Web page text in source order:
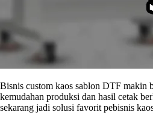
Bisnis custom kaos sablon DTF makin
kemudahan produksi dan hasil cetak
sekarang jadi solusi favorit pebisnis